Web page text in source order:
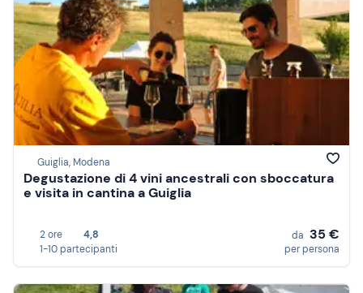
Guiglia, Modena
Degustazione di 4 vini ancestrali con sboccatura
e visita in cantina a Guiglia
2 ore
4,8
1-10 partecipanti
da 35 €
per persona